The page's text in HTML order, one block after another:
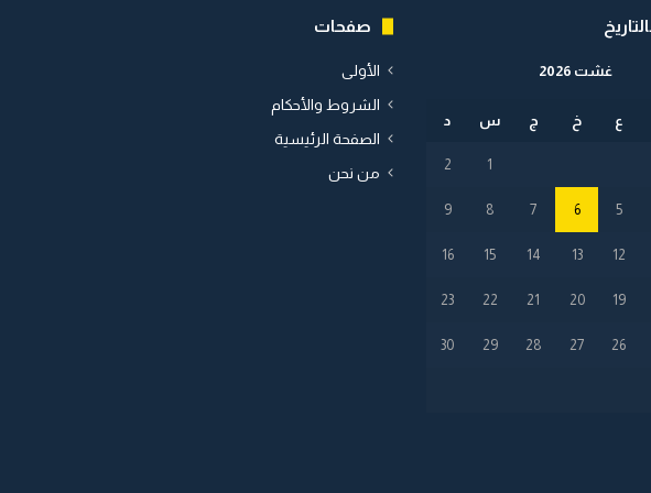
غشت 2026
ع خ ج س د
1
2
5
6
7
8
9
12
13
14
15
16
19
20
21
22
23
26
27
28
29
30
صفحات
الأولى
الشروط والأحكام
الصفحة الرئيسية
من نحن